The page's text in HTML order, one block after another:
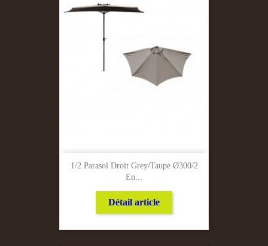
1/2 Parasol Droit Grey/Taupe Ø300/2
En...
Détail article